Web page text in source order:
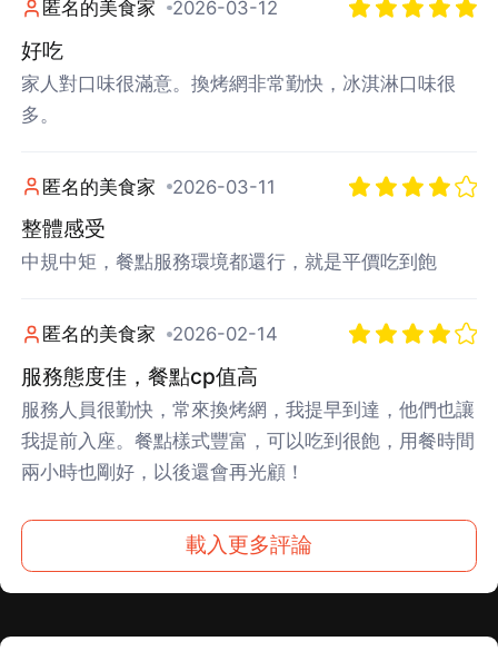
匿名的美食家 2026-03-12
好吃
家人對口味很滿意。換烤網非常勤快，冰淇淋口味很
多。
匿名的美食家 2026-03-11
整體感受
中規中矩，餐點服務環境都還行，就是平價吃到飽
匿名的美食家 2026-02-14
服務態度佳，餐點cp值高
服務人員很勤快，常來換烤網，我提早到達，他們也讓
我提前入座。餐點樣式豐富，可以吃到很飽，用餐時間
兩小時也剛好，以後還會再光顧！
載入更多評論